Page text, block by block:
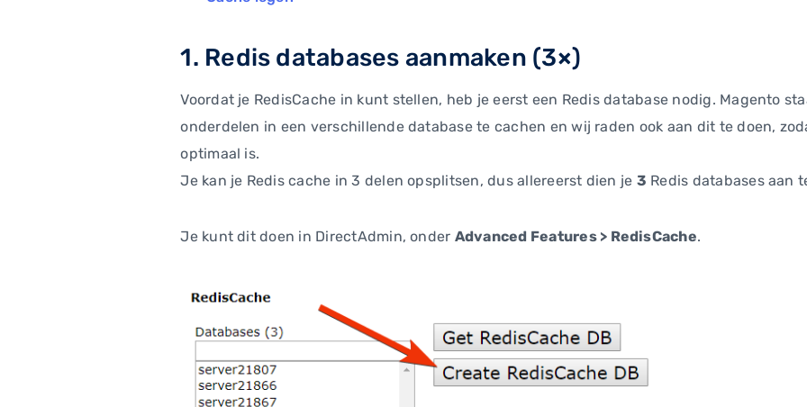
1. Redis databases aanmaken (3×)
Voordat je RedisCache in kunt stellen, heb je eerst een Redis database nodig. Magento
onderdelen in een verschillende database te cachen en wij raden ook aan dit te doen,
optimaal is.
Je kan je Redis cache in 3 delen opsplitsen, dus allereerst dien je 3 Redis databases aan
Je kunt dit doen in DirectAdmin, onder Advanced Features > RedisCache.